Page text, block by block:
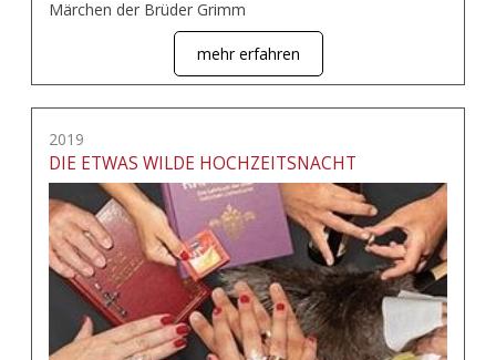
Märchen der Brüder Grimm
mehr erfahren
2019
DIE ETWAS WILDE HOCHZEITSNACHT